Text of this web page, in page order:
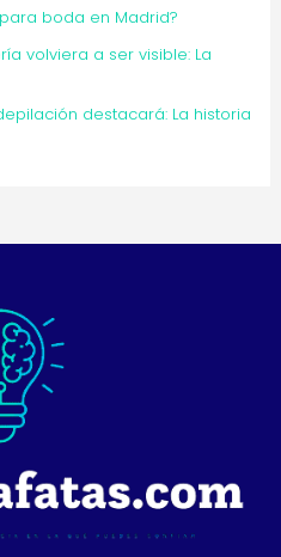
boda en Madrid?
volviera a ser visible: La
destacará: La historia